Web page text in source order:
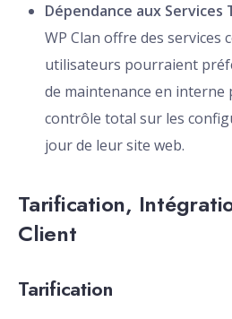
Dépendance aux Services
WP Clan offre des services
utilisateurs pourraient
de maintenance en
contrôle total sur les
jour de leur site web.
Tarification,
Client
Tarification